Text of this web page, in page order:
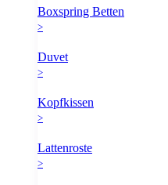
Boxspring Betten
>
Duvet
>
Kopfkissen
>
Lattenroste
>